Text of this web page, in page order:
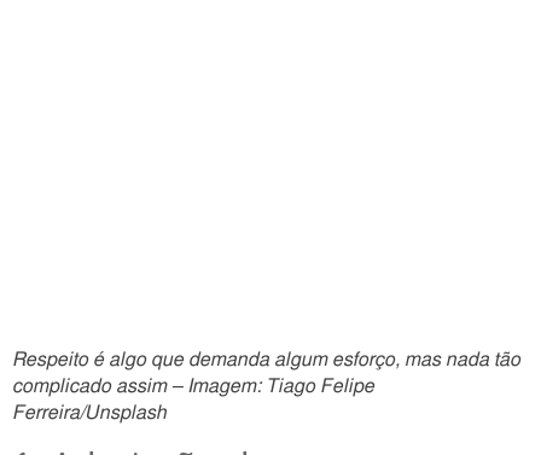
Respeito é algo que demanda algum esforço, mas nada tão
complicado assim – Imagem: Tiago Felipe
Ferreira/Unsplash